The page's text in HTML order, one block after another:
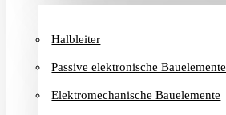
Halbleiter
Passive elektronische Bauelemente
Elektromechanische Bauelemente